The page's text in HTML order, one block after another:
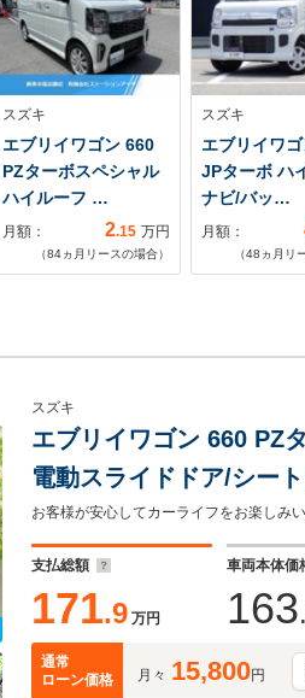
スズキ
エブリイワゴン 660
PZターボスペシャル
ハイルーフ …
月額： 2.15 万円
（84ヵ月リースの場合）
スズキ
エブリイワ
JPターボ ハ
ナビ/バッ…
月額：
（48 ヵ月リ
スズキ
エブリイワゴン 660 PZ
電動スライドドア/シー
ブレコーダー 前後/ヘッ
支払総額
171.9 万円
車両本体価
163
通常
ローン価格
月々 15,800円